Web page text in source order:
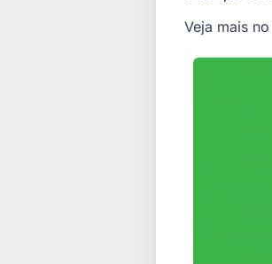
Veja mais